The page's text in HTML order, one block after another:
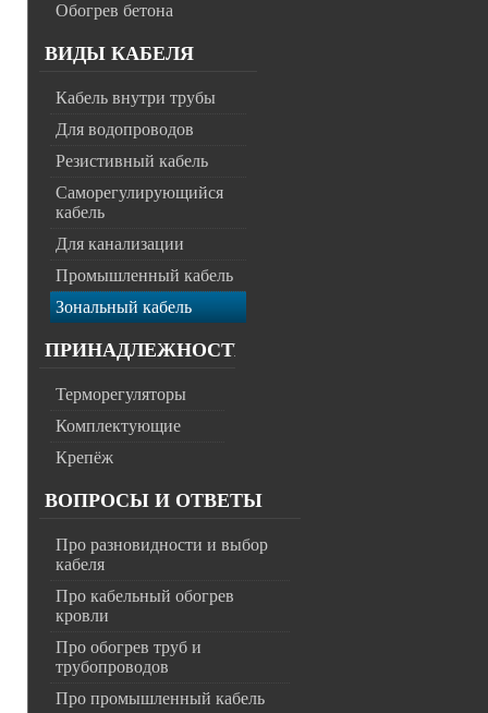
Обогрев бетона
ВИДЫ КАБЕЛЯ
Кабель внутри трубы
Для водопроводов
Резистивный кабель
Саморегулирующийся
кабель
Для канализации
Промышленный кабель
Зональный кабель
ПРИНАДЛЕЖНОСТИ
Терморегуляторы
Комплектующие
Крепёж
ВОПРОСЫ И ОТВЕТЫ
Про разновидности и выбор
кабеля
Про кабельный обогрев
кровли
Про обогрев труб и
трубопроводов
Про промышленный кабель